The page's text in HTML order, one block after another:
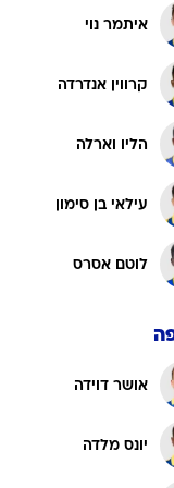
איתמר נוי
קרווין אנדרדה
הליו וארלה
עילאי בן סימון
לוטם אסרס
אושר דוידה
יונס מלדה